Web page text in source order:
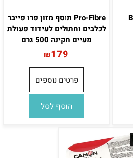
Pro-Fibre תוסף מזון פרו פייבר
לכלבים וחתולים לעידוד פעולת
מעיים תקינה 500 גרם
₪179
פרטים נוספים
הוסף לסל